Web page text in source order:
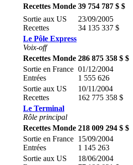
Recettes Monde 39 754 787 $ $
Sortie aux US
Recettes
23/09/2005
34 135 337 $
Le Pôle Express
Voix-off
Recettes Monde 286 875 358 $ $
Sortie en France
Entrées
01/12/2004
1 555 626
Sortie aux US
Recettes
10/11/2004
162 775 358 $
Le Terminal
Rôle principal
Recettes Monde 218 009 294 $ $
Sortie en France
Entrées
15/09/2004
1 145 263
Sortie aux US
18/06/2004